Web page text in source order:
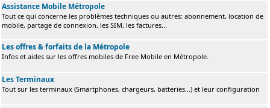
Assistance Mobile Métropole
Tout ce qui concerne les problèmes techniques ou autres: abonnement, location de
mobile, partage de connexion, les SIM, les factures...
Les offres & forfaits de la Métropole
Infos et aides sur les offres mobiles de Free Mobile en Métropole.
Les Terminaux
Tout sur les terminaux (Smartphones, chargeurs, batteries...) et leur configuration